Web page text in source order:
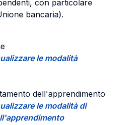
con particolare
bancaria).
le modalità
dell'apprendimento
le modalità di